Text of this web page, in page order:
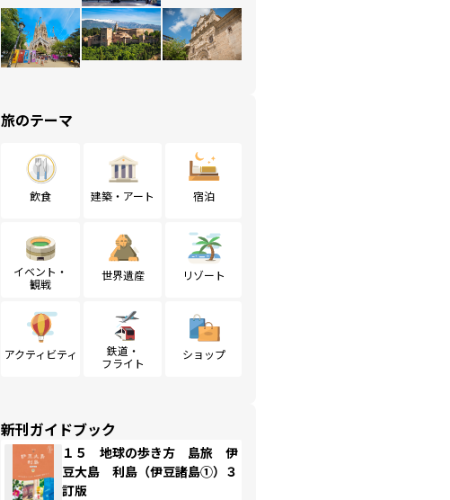
旅のテーマ
飲食 建築・アート 宿泊
イベント・
観戦
世界遺産 リゾート
アクティビティ
鉄道・
フライト
ショップ
新刊ガイドブック
１５ 地球の歩き方 島旅 伊
豆大島 利島（伊豆諸島①）３
訂版